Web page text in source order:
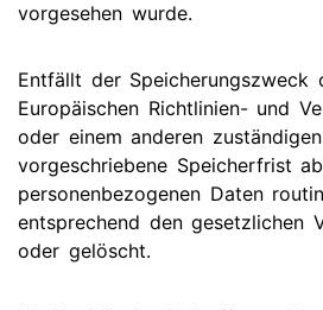
vorgesehen wurde.
Entfällt der
Europäischen Richtlinien- und
oder einem anderen
vorgeschriebene Speicherfrist
personenbezogenen Daten
entsprechend den gesetzlichen
oder gelöscht.